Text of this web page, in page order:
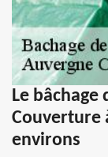
Le
Couverture
environs